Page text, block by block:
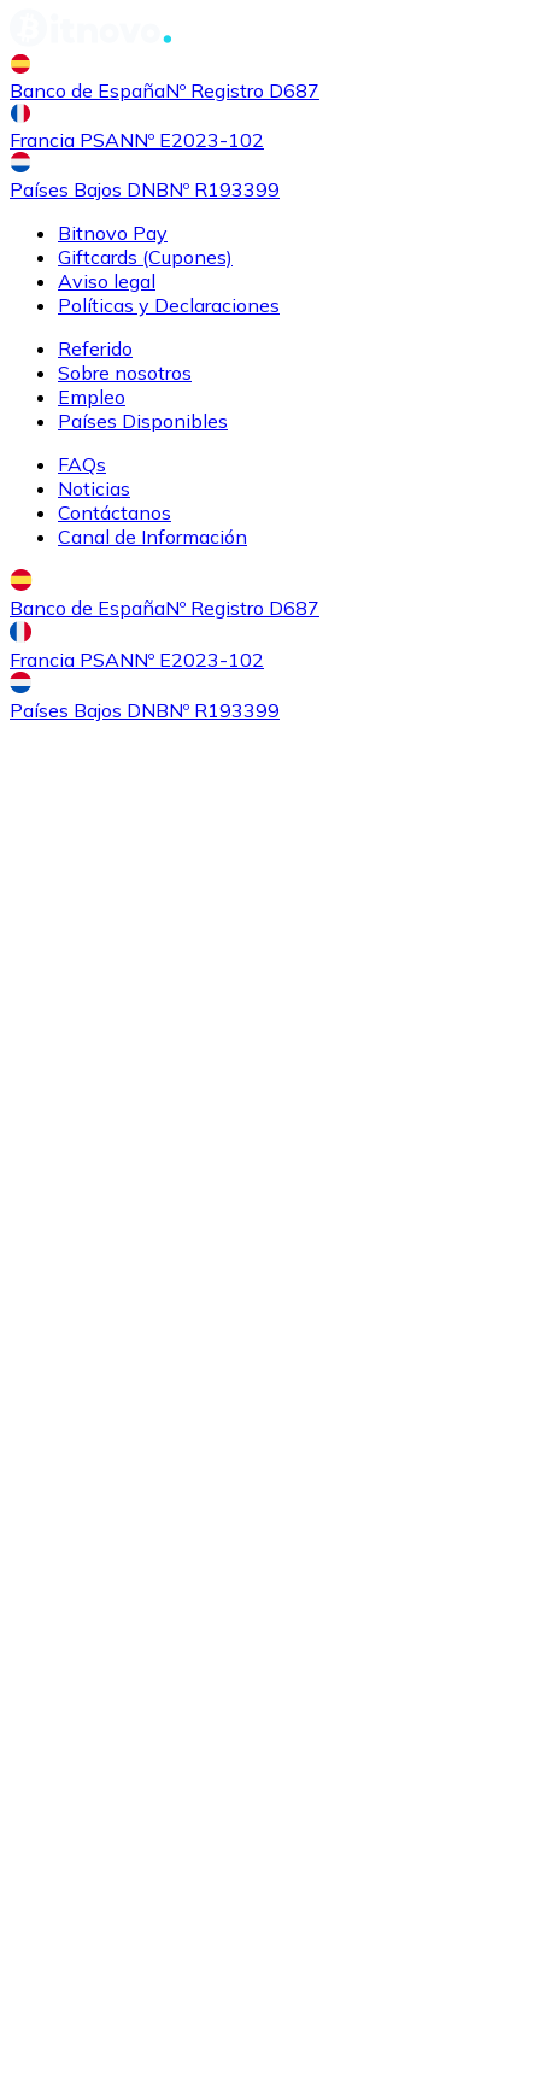
Comprar
SHIB
ComprarUniswap
UNI
Comprar
ETC
Banco de EspañaNº Registro D687
Francia PSANNº E2023-102
Países Bajos DNBNº R193399
Bitnovo Pay
Giftcards (Cupones)
Aviso legal
Políticas y Declaraciones
Referido
Sobre nosotros
Empleo
Países Disponibles
FAQs
Noticias
Contáctanos
Canal de Información
Banco de EspañaNº Registro D687
Francia PSANNº E2023-102
Países Bajos DNBNº R193399